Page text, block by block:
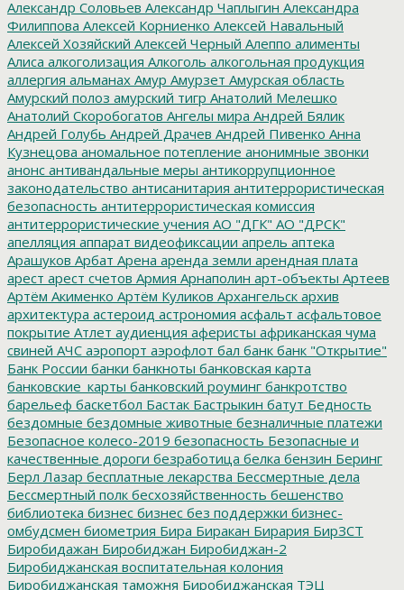
Александр Соловьев Александр Чаплыгин Александра
Филиппова Алексей Корниенко Алексей Навальный
Алексей Хозяйский Алексей Черный Алеппо алименты
Алиса алкоголизация Алкоголь алкогольная продукция
аллергия альманах Амур Амурзет Амурская область
Амурский полоз амурский тигр Анатолий Мелешко
Анатолий Скоробогатов Ангелы мира Андрей Бялик
Андрей Голубь Андрей Драчев Андрей Пивенко Анна
Кузнецова аномальное потепление анонимные звонки
анонс антивандальные меры антикоррупционное
законодательство антисанитария антитеррористическая
безопасность антитеррористическая комиссия
антитеррористические учения АО "ДГК" АО "ДРСК"
апелляция аппарат видеофиксации апрель аптека
Арашуков Арбат Арена аренда земли арендная плата
арест арест счетов Армия Арнаполин арт-объекты Артеев
Артём Акименко Артём Куликов Архангельск архив
архитектура астероид астрономия асфальт асфальтовое
покрытие Атлет аудиенция аферисты африканская чума
свиней АЧС аэропорт аэрофлот бал банк банк "Открытие"
Банк России банки банкноты банковская карта
банковские_карты банковский роуминг банкротство
барельеф баскетбол Бастак Бастрыкин батут Бедность
бездомные бездомные животные безналичные платежи
Безопасное колесо-2019 безопасность Безопасные и
качественные дороги безработица белка бензин Беринг
Берл Лазар бесплатные лекарства Бессмертные дела
Бессмертный полк бесхозяйственность бешенство
библиотека бизнес бизнес без поддержки бизнес-
омбудсмен биометрия Бира Биракан Бирария БирЗСТ
Биробидажан Биробиджан Биробиджан-2
Биробиджанская воспитательная колония
Биробиджанская таможня Биробиджанская ТЭЦ